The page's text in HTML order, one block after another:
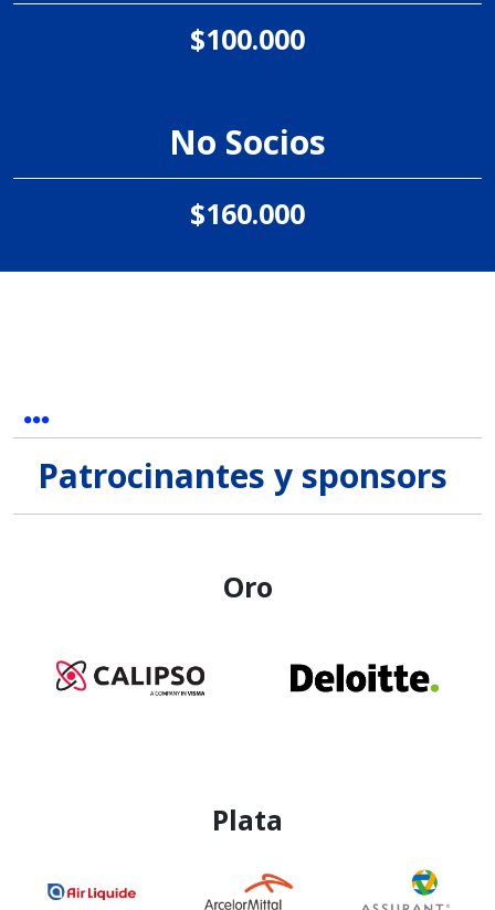
$100.000
No Socios
$160.000
Patrocinantes y sponsors
Oro
Plata